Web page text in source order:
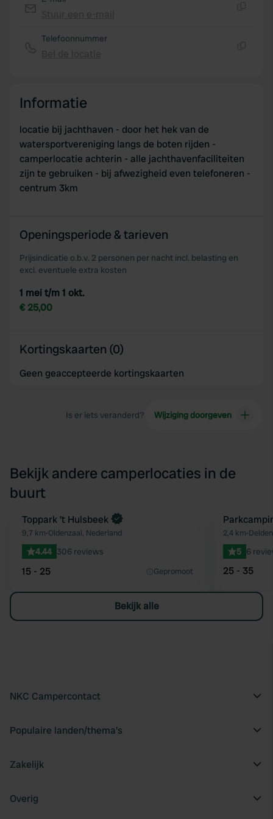
Telefoonnummer
Informatie
locatie bij jachthaven - door het hek van de
watersportvereniging langs de boten rijden -
camperlocatie achterin - alle jachthavenfaciliteiten
zijn te gebruiken - bij afwezigheid even telefoneren -
centrum 3km
Openingsperiode & tarieven
Prijsindicatie o.b.v. 2 personen per nacht incl. belasting en
excl. eventuele extra kosten
1 mei t/m 1 okt.
€ 25,00
Kortingskaarten (0)
Geen geaccepteerde kortingskaarten
Is er iets veranderd? Wijziging doorgeven
Bekijk andere camperlocaties in de
buurt
Favoriet
Boek direct
Toppark ’t Hulsbeek
9,7 km•Oldenzaal, Nederland
4.44 306 reviews
15 - 25 Gepromoot
2,4 km•
5 6
25 - 35
Bekijk alle
NKC Campercontact
Populaire landen/thema's
Zakelijk
Overig